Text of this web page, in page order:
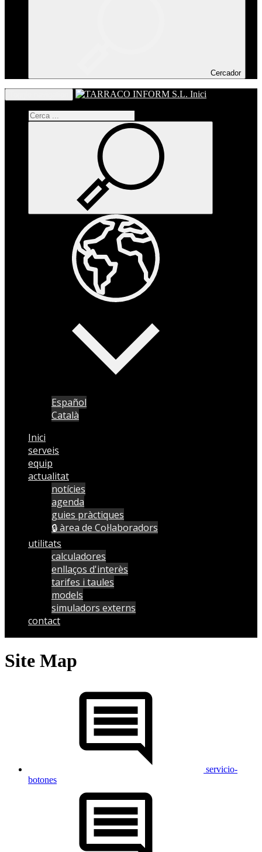
Cercador
Inici
Español
Català
Inici
serveis
equip
actualitat
notícies
agenda
guies pràctiques
🔒 àrea de Col·laboradors
utilitats
calculadores
enllaços d'interès
tarifes i taules
models
simuladors externs
contact
Site Map
servicio-
botones